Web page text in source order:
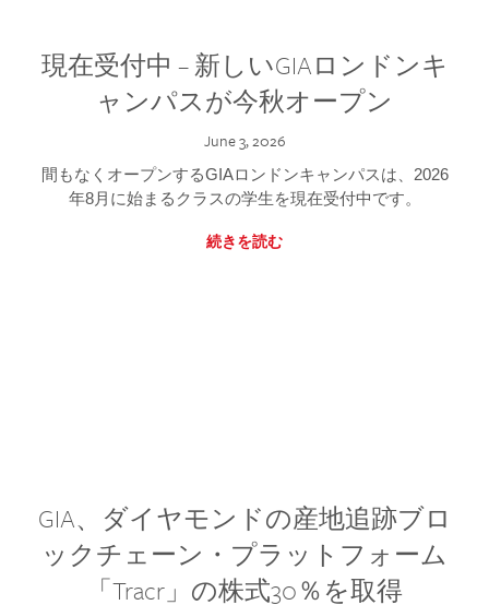
現在受付中 – 新しいGIAロンドンキ
ャンパスが今秋オープン
June 3, 2026
間もなくオープンするGIAロンドンキャンパスは、2026
年8月に始まるクラスの学生を現在受付中です。
続きを読む
GIA、ダイヤモンドの産地追跡ブロ
ックチェーン・プラットフォーム
「Tracr」の株式30％を取得